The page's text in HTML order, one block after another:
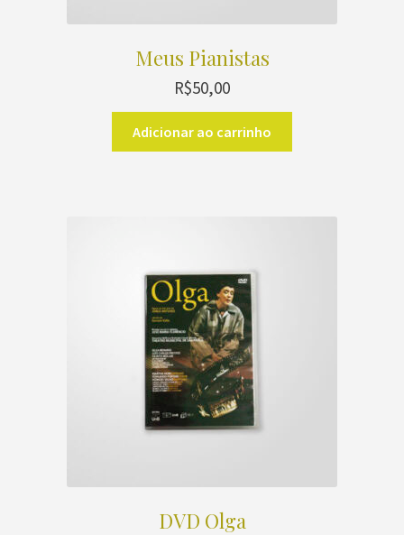
Meus Pianistas
R$50,00
Adicionar ao carrinho
DVD Olga